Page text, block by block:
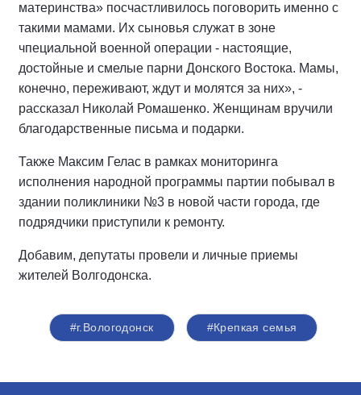
материнства» посчастливилось поговорить именно с
такими мамами. Их сыновья служат в зоне
чпециальной военной операции - настоящие,
достойные и смелые парни Донского Востока. Мамы,
конечно, переживают, ждут и молятся за них», -
рассказал Николай Ромашенко. Женщинам вручили
благодарственные письма и подарки.
Также Максим Гелас в рамках мониторинга
исполнения народной программы партии побывал в
здании поликлиники №3 в новой части города, где
подрядчики приступили к ремонту.
Добавим, депутаты провели и личные приемы
жителей Волгодонска.
#г.Вологодонск #Крепкая семья